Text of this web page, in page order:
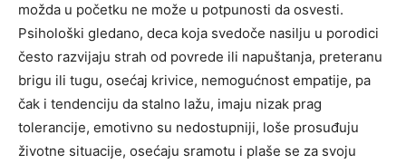
možda u početku ne može u potpunosti da osvesti.
Psihološki gledano, deca koja svedoče nasilju u porodici
često razvijaju strah od povrede ili napuštanja, preteranu
brigu ili tugu, osećaj krivice, nemogućnost empatije, pa
čak i tendenciju da stalno lažu, imaju nizak prag
tolerancije, emotivno su nedostupniji, loše prosuđuju
životne situacije, osećaju sramotu i plaše se za svoju